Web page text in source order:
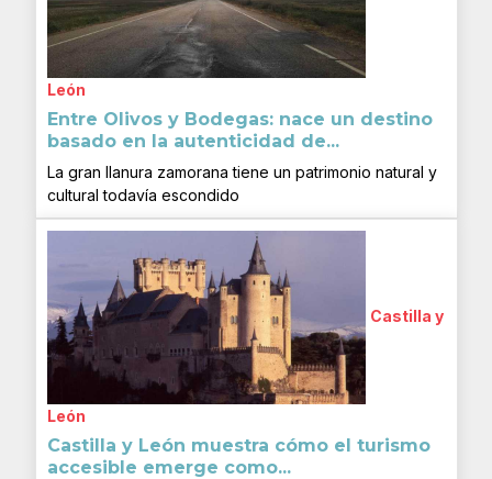
León
Entre Olivos y Bodegas: nace un destino
basado en la autenticidad de...
La gran llanura zamorana tiene un patrimonio natural y
cultural todavía escondido
Castilla y
León
Castilla y León muestra cómo el turismo
accesible emerge como...